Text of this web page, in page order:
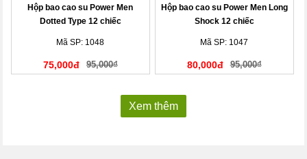
Hộp bao cao su Power Men
Dotted Type 12 chiếc
Mã SP: 1048
75,000đ 95,000₫
Hộp bao cao su Power Men Long
Shock 12 chiếc
Mã SP: 1047
80,000đ 95,000₫
Xem thêm